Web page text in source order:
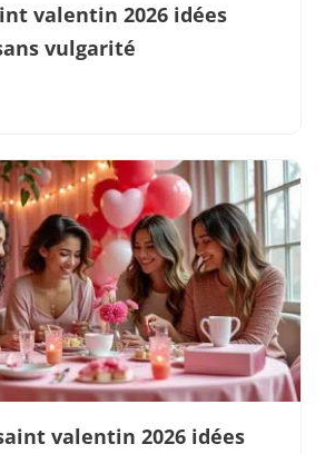
valentin 2026 idées
vulgarité
valentin 2026 idées